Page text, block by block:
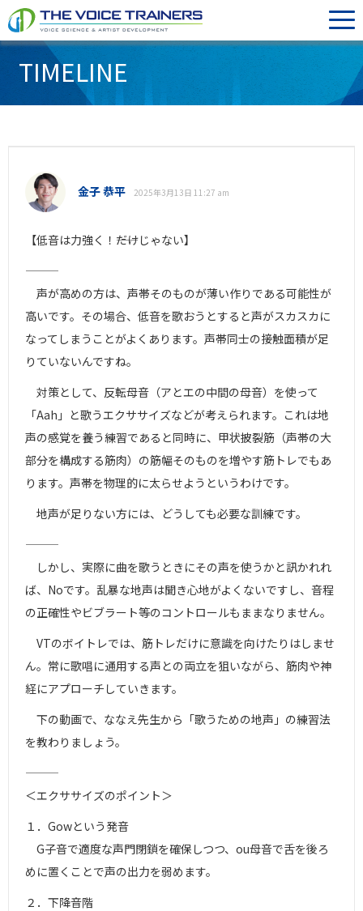
TIMELINE
金子 恭平 2025年3月13日 11:27 am
【低音は力強く！――だけじゃない】
―――
声が高めの方は、声帯そのものが薄い作りである可能性が
高いです。その場合、低音を歌おうとすると声がスカスカに
なってしまうことがよくあります。声帯同士の接触面積が足
りていないんですね。
対策として、反転母音（アとエの中間の母音）を使って
「Aah」と歌うエクササイズなどが考えられます。これは地
声の感覚を養う練習であると同時に、甲状披裂筋（声帯の大
部分を構成する筋肉）の筋幅そのものを増やす筋トレでもあ
ります。声帯を物理的に太らせようというわけです。
地声が足りない方には、どうしても必要な訓練です。
―――
しかし、実際に曲を歌うときにその声を使うかと訊かれれ
ば、Noです。乱暴な地声は聞き心地がよくないですし、音程
の正確性やビブラート等のコントロールもままなりません。
VTのボイトレでは、筋トレだけに意識を向けたりはしませ
ん。常に歌唱に通用する声との両立を狙いながら、筋肉や神
経にアプローチしていきます。
下の動画で、ななえ先生から「歌うための地声」の練習法
を教わりましょう。
―――
＜エクササイズのポイント＞
１．Gowという発音
G子音で適度な声門閉鎖を確保しつつ、ou母音で舌を後ろ
めに置くことで声の出力を弱めます。
２．下降音階